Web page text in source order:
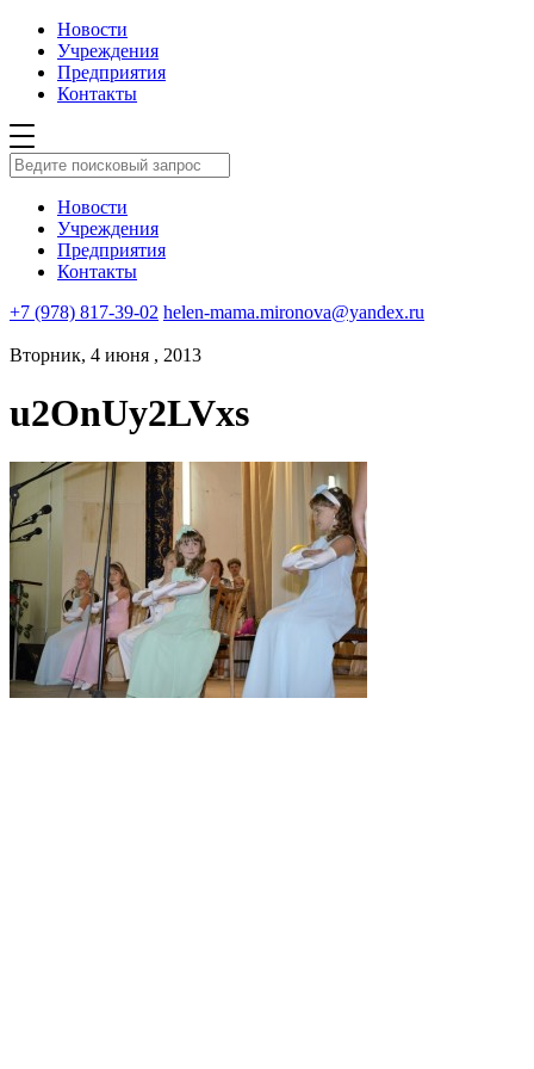
Новости
Учреждения
Предприятия
Контакты
Новости
Учреждения
Предприятия
Контакты
+7 (978) 817-39-02 helen-mama.mironova@yandex.ru
Вторник, 4 июня , 2013
u2OnUy2LVxs